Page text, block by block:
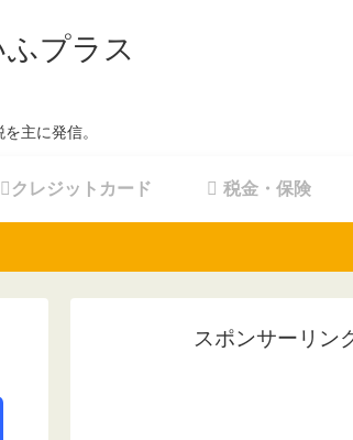
プラス
主に発信。
クレジットカード 税金・保険
スポンサーリン